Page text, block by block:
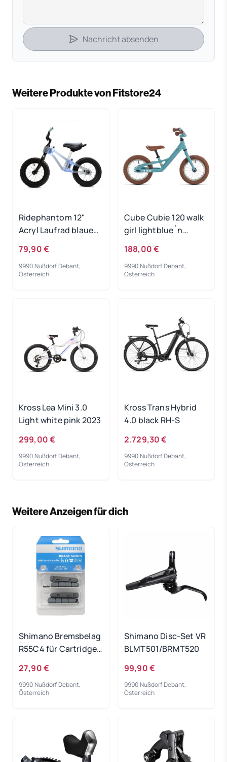
Nachricht absenden
Weitere Produkte von Fitstore24
Ridephantom 12"
Acryl Laufrad blaues
79,90 €
9990 Nußdorf Debant,
Österreich
Cube Cubie 120 walk
girl lightblue´n
188,00 €
9990 Nußdorf Debant,
Österreich
Kross Lea Mini 3.0
Light white pink 2023
299,00 €
9990 Nußdorf Debant,
Österreich
Kross Trans Hybrid
4.0 black RH-S
2.729,30 €
9990 Nußdorf Debant,
Österreich
Weitere Anzeigen für dich
Shimano Bremsbelag
R55C4 für Cartridge
27,90 €
9990 Nußdorf Debant,
Österreich
Shimano Disc-Set VR
BLMT501/BRMT520
99,90 €
9990 Nußdorf Debant,
Österreich